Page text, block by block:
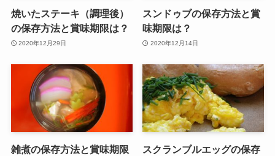
焼いたステーキ（調理後）
の保存方法と賞味期限は？
2020年12月29日
スンドゥブの保存方法と賞
味期限は？
2020年12月14日
雑煮の保存方法と賞味期限
スクランブルエッグの保存